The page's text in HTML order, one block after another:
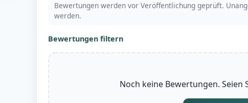
Bewertungen werden vor Veröffentlichung geprüft.
werden.
Bewertungen filtern
Noch keine Bewertungen. Seien